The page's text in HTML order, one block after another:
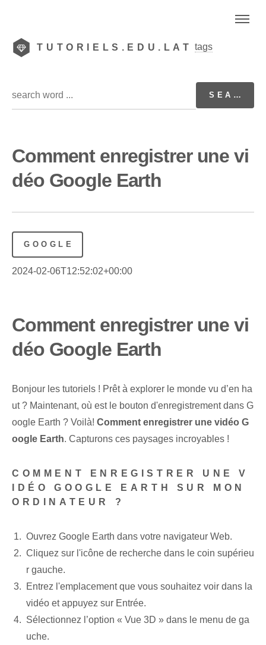
TUTORIELS.EDU.LAT tags
Comment enregistrer une vi
déo Google Earth
GOOGLE
2024-02-06T12:52:02+00:00
Comment enregistrer une vi
déo Google Earth
Bonjour les tutoriels ! Prêt à explorer le monde vu d’en ha
ut ? Maintenant, où est le bouton d'enregistrement dans G
oogle Earth ? Voilà! Comment enregistrer une vidéo G
oogle Earth. Capturons ces paysages incroyables !
COMMENT ENREGISTRER UNE V
IDÉO GOOGLE EARTH SUR MON
ORDINATEUR ?
Ouvrez Google Earth dans votre navigateur Web.
Cliquez sur l'icône de recherche dans le coin supérieu
r gauche.
Entrez l'emplacement que vous souhaitez voir dans la
vidéo et appuyez sur Entrée.
Sélectionnez l’option « Vue 3D » dans le menu de ga
uche.